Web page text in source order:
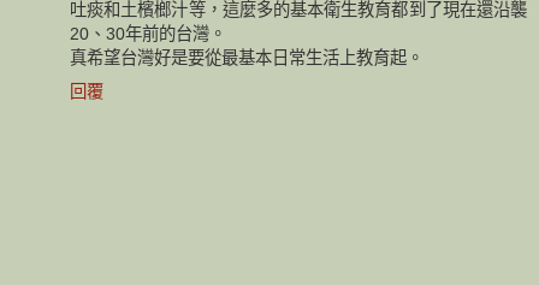
吐痰和土檳榔汁等，這麼多的基本衛生教育都到了現在還沿襲
20、30年前的台灣。
真希望台灣好是要從最基本日常生活上教育起。
回覆